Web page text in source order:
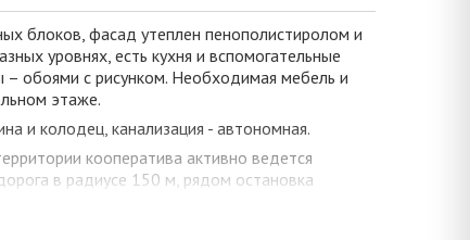
блоков, фасад утеплен пенополистиролом и
уровнях, есть кухня и вспомогательные
обоями с рисунком. Необходимая мебель и
этаже.
и колодец, канализация - автономная.
кооператива активно ведется
в радиусе 150 м, рядом остановка